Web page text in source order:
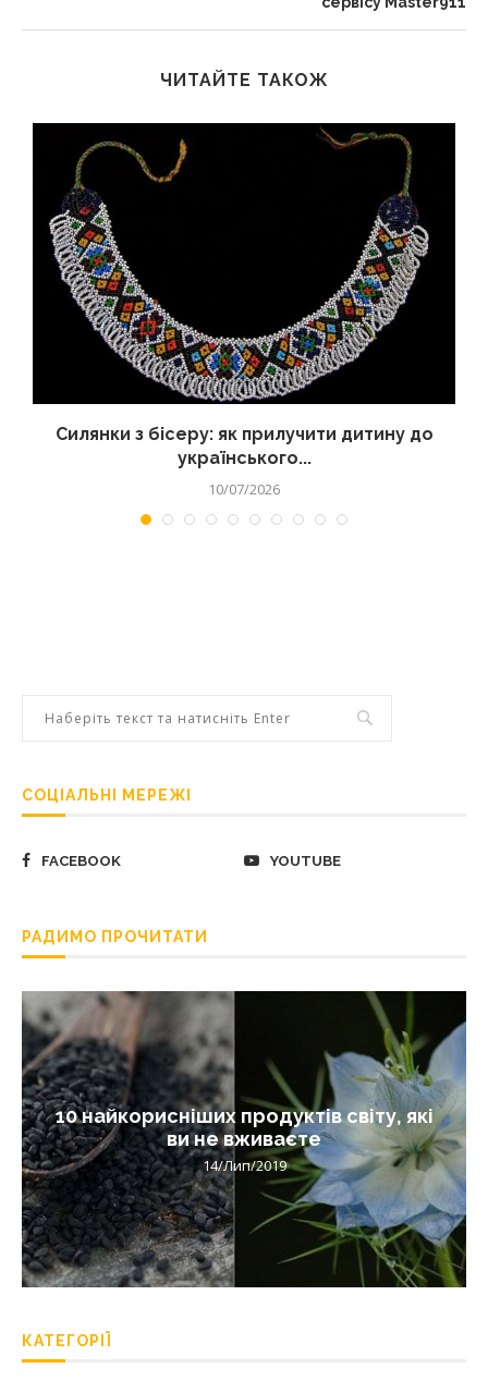
ЧИТАЙТЕ ТАКОЖ
Силянки з бісеру: як прилучити дитину до
українського...
10/07/2026
СОЦІАЛЬНІ МЕРЕЖІ
FACEBOOK YOUTUBE
РАДИМО ПРОЧИТАТИ
10 найкорисніших продуктів світу, які
ви не вживаєте
14/Лип/2019
КАТЕГОРІЇ